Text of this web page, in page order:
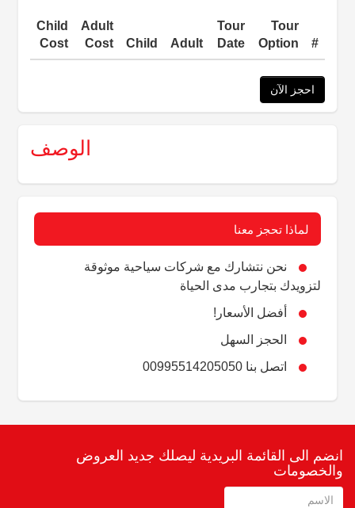
#
Tour
Option
Tour
Date
Adult
Child
Adult
Cost
Child
Cost
احجز الآن
الوصف
لماذا تحجز معنا
نحن نتشارك مع شركات سياحية موثوقة
لتزويدك بتجارب مدى الحياة
أفضل الأسعار!
الحجز السهل
اتصل بنا 00995514205050
انضم الى القائمة البريدية ليصلك جديد العروض
والخصومات